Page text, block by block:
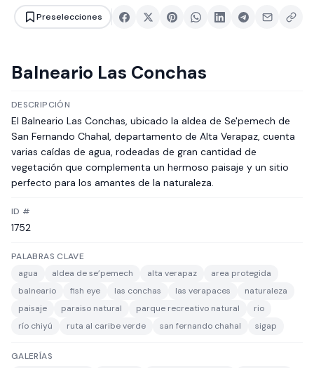
Preselecciones
Balneario Las Conchas
DESCRIPCIÓN
El Balneario Las Conchas, ubicado la aldea de Se'pemech de
San Fernando Chahal, departamento de Alta Verapaz, cuenta
varias caídas de agua, rodeadas de gran cantidad de
vegetación que complementa un hermoso paisaje y un sitio
perfecto para los amantes de la naturaleza.
ID #
1752
PALABRAS CLAVE
agua
aldea de se’pemech alta verapaz
area protegida
balneario
fish eye las conchas las verapaces
naturaleza
paisaje
paraiso natural parque recreativo natural
rio
río chiyú
ruta al caribe verde san fernando chahal sigap
GALERÍAS